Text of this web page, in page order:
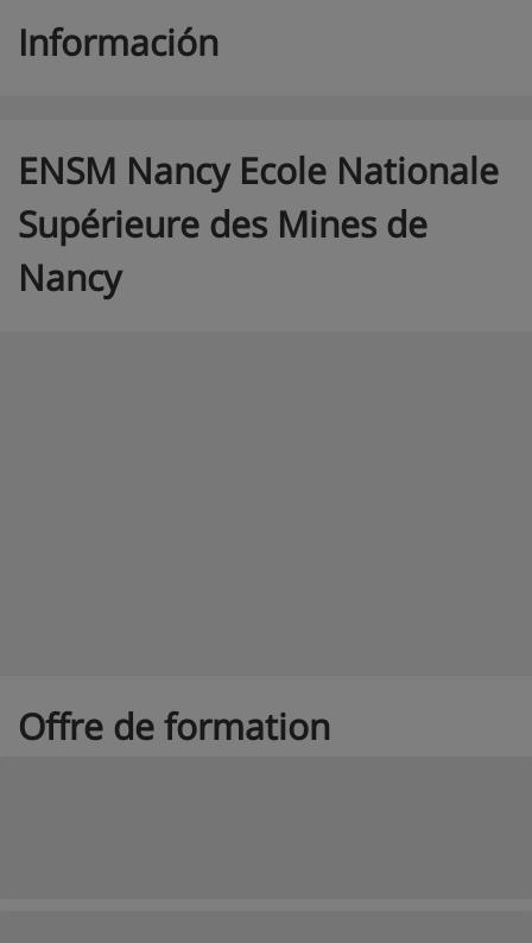
Información
ENSM Nancy Ecole Nationale
Supérieure des Mines de
Nancy
Offre de formation